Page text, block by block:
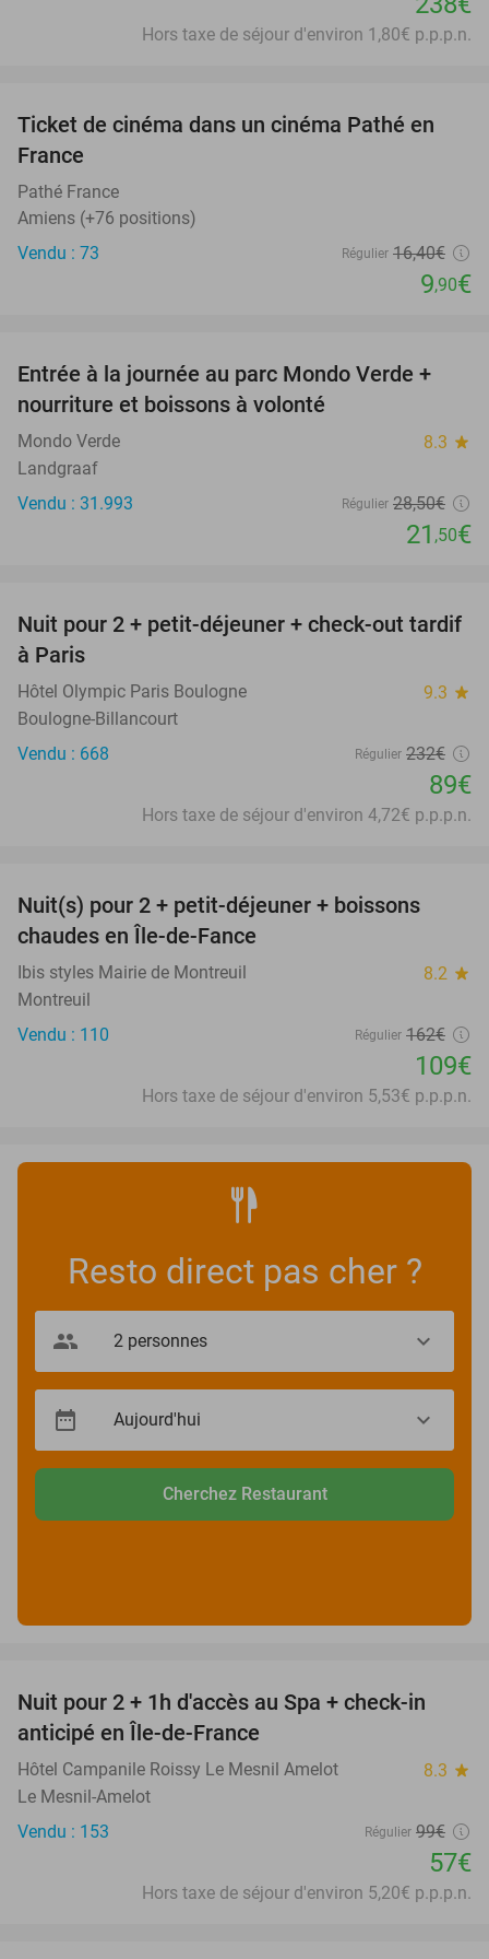
Hors taxe de séjour d'environ 1,80€ p.p.p.n.
40%
Ticket de cinéma dans un cinéma Pathé en
France
Pathé France
Amiens (+76 positions)
Vendu : 73
Régulier 16,40€
9,90€
25%
Entrée à la journée au parc Mondo Verde +
nourriture et boissons à volonté
Mondo Verde 8.3 star
Landgraaf
Vendu : 31.993
Régulier 28,50€
21 ,50€
62%
Nuit pour 2 + petit-déjeuner + check-out tardif
à Paris
Hôtel Olympic Paris Boulogne 9.3 star
Boulogne-Billancourt
Vendu : 668
Régulier 232€
89€
Hors taxe de séjour d'environ 4,72€ p.p.p.n.
Nuit(s) pour 2 + petit-déjeuner + boissons
chaudes en Île-de-Fance
Ibis styles Mairie de Montreuil 8.2 star
Montreuil
Vendu : 110
Régulier 162€
109€
Hors taxe de séjour d'environ 5,53€ p.p.p.n.
Resto direct pas cher ?
Cherchez Restaurant
42%
Nuit pour 2 + 1h d'accès au Spa + check-in
anticipé en Île-de-France
Hôtel Campanile Roissy Le Mesnil Amelot 8.3 star
Le Mesnil-Amelot
Vendu : 153
Régulier 99€
57€
Hors taxe de séjour d'environ 5,20€ p.p.p.n.